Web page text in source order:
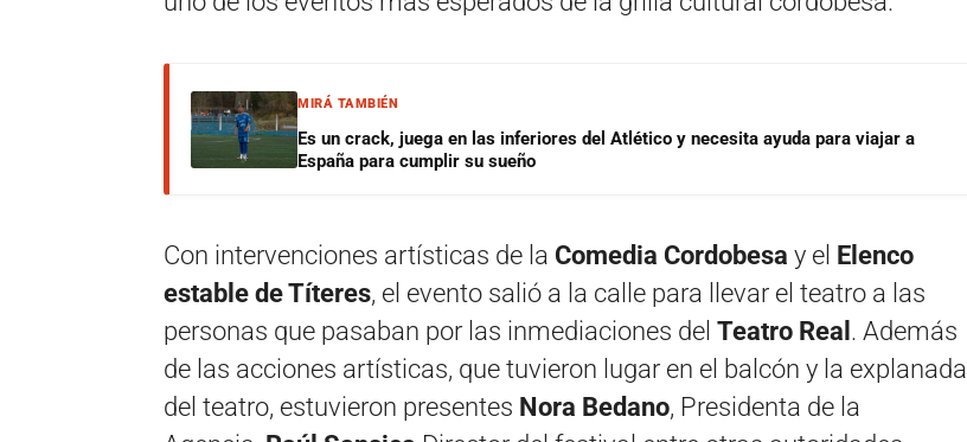
MIRÁ TAMBIÉN
Es un crack, juega en las inferiores del Atlético y necesita ayuda para viajar a
España para cumplir su sueño
Con intervenciones artísticas de la Comedia Cordobesa y el Elenco
estable de Títeres, el evento salió a la calle para llevar el teatro a las
personas que pasaban por las inmediaciones del Teatro Real . Además
de las acciones artísticas, que tuvieron lugar en el balcón y la explanada
del teatro, estuvieron presentes Nora Bedano, Presidenta de la